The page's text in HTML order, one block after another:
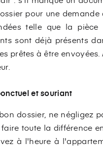
pour une
telle que la
sont déjà présents
prêtes à être
et souriant
dossier, ne négligez
toute la différence
à l'heure à